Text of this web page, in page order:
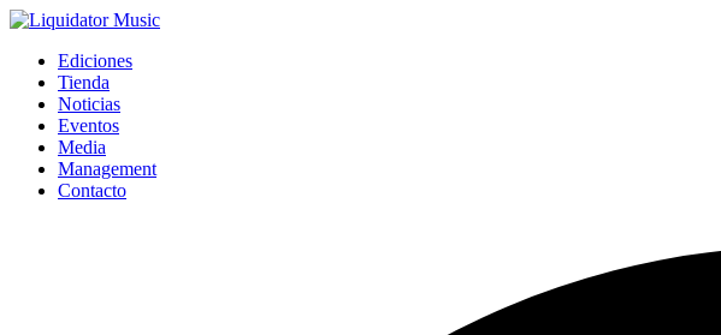
Ediciones
Tienda
Noticias
Eventos
Media
Management
Contacto